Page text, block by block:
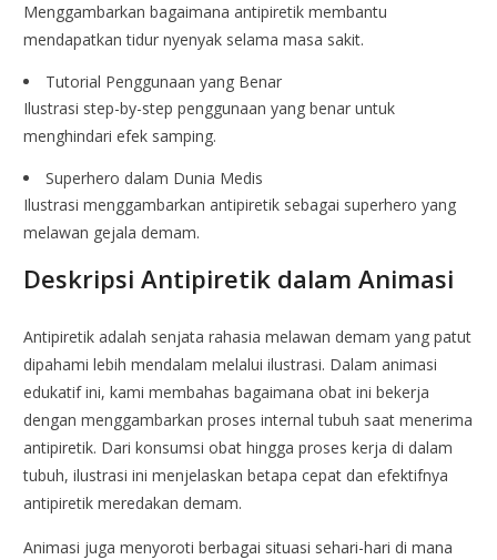
Menggambarkan bagaimana antipiretik membantu
mendapatkan tidur nyenyak selama masa sakit.
Tutorial Penggunaan yang Benar
Ilustrasi step-by-step penggunaan yang benar untuk
menghindari efek samping.
Superhero dalam Dunia Medis
Ilustrasi menggambarkan antipiretik sebagai superhero yang
melawan gejala demam.
Deskripsi Antipiretik dalam Animasi
Antipiretik adalah senjata rahasia melawan demam yang patut
dipahami lebih mendalam melalui ilustrasi. Dalam animasi
edukatif ini, kami membahas bagaimana obat ini bekerja
dengan menggambarkan proses internal tubuh saat menerima
antipiretik. Dari konsumsi obat hingga proses kerja di dalam
tubuh, ilustrasi ini menjelaskan betapa cepat dan efektifnya
antipiretik meredakan demam.
Animasi juga menyoroti berbagai situasi sehari-hari di mana